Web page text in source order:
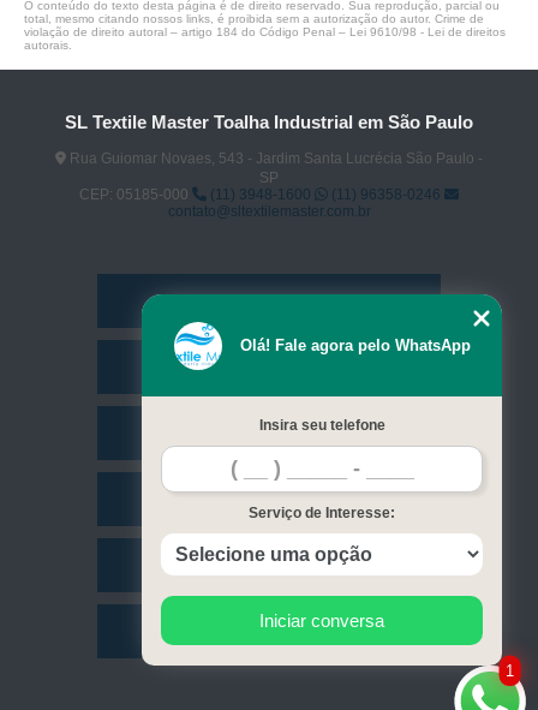
O conteúdo do texto desta página é de direito reservado. Sua reprodução, parcial ou
total, mesmo citando nossos links, é proibida sem a autorização do autor. Crime de
violação de direito autoral – artigo 184 do Código Penal – Lei 9610/98 - Lei de direitos
autorais
SL Textile Master Toalha Industrial em São Paulo
Rua Guiomar Novaes, 543 - Jardim Santa Lucrécia São Paulo -
SP
CEP: 05185-000
(11) 3948-1600
(11) 96358-0246
contato@sltextilemaster.com.br
Missão
Contato
Mapa do site
1
Olá! Fale agora pelo WhatsApp
Insira seu telefone
Serviço de Interesse:
Iniciar conversa